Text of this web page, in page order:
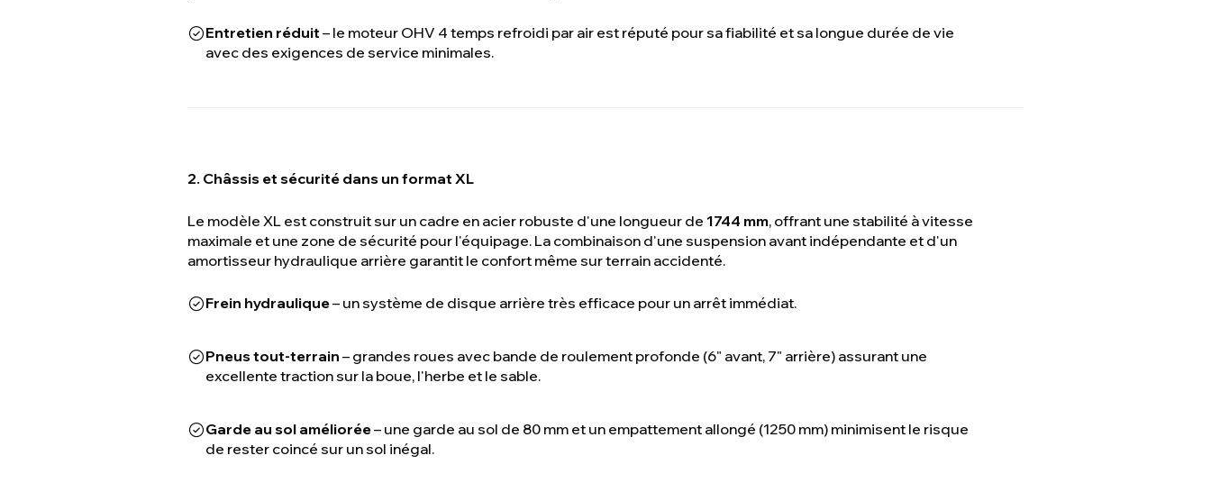
Entretien réduit – le moteur OHV 4 temps refroidi par air est réputé pour sa fiabilité et sa longue durée de vie
avec des exigences de service minimales.
2. Châssis et sécurité dans un format XL
Le modèle XL est construit sur un cadre en acier robuste d'une longueur de 1744 mm, offrant une stabilité à vitesse
maximale et une zone de sécurité pour l'équipage. La combinaison d'une suspension avant indépendante et d'un
amortisseur hydraulique arrière garantit le confort même sur terrain accidenté.
Frein hydraulique– un système de disque arrière très efficace pour un arrêt immédiat.
Pneus tout-terrain – grandes roues avec bande de roulement profonde (6" avant, 7" arrière) assurant une
excellente traction sur la boue, l'herbe et le sable.
Garde au sol améliorée– une garde au sol de 80 mm et un empattement allongé (1250 mm) minimisent le risque
de rester coincé sur un sol inégal.